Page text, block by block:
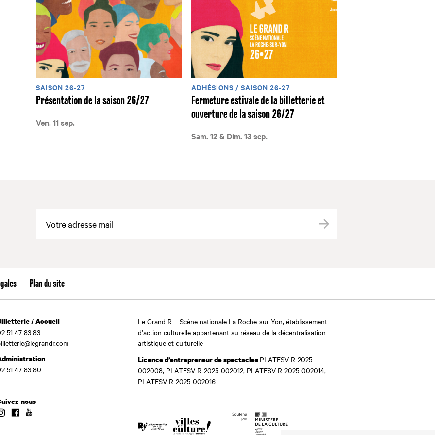
SAISON 26-27
Présentation de la saison 26/27
Ven. 11 sep.
ADHÉSIONS / SAISON 26-27
Fermeture estivale de la billetterie et
ouverture de la saison 26/27
Sam. 12 & Dim. 13 sep.
Valider
Plan du site
/ Accueil
51 47 83 83
51 47 83 80
nous
InstagramFacebook
Le Grand R – Scène nationale La Roche-sur-Yon, établissement
d’action culturelle appartenant au réseau de la décentralisation
artistique et culturelle
Licence d’entrepreneur de spectacles PLATESV-R-2025-
002008, PLATESV-R-2025-002012, PLATESV-R-2025-002014,
PLATESV-R-2025-002016